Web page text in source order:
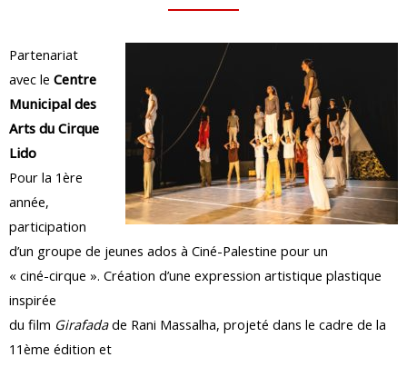
Partenariat
avec le Centre
Municipal des
Arts du Cirque
Lido
Pour la 1ère
année,
participation
d’un groupe de jeunes ados à Ciné-Palestine pour un
« ciné-cirque ». Création d’une expression artistique plastique
inspirée
du film Girafadade Rani Massalha, projeté dans le cadre de la
11ème édition et